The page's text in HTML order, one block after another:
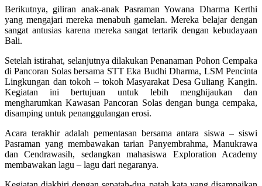
Berikutnya, giliran anak-anak Pasraman Yowana Dharma Kerthi
yang mengajari mereka menabuh gamelan. Mereka belajar dengan
sangat antusias karena mereka sangat tertarik dengan kebudayaan
Bali.
Setelah istirahat, selanjutnya dilakukan Penanaman Pohon Cempaka
di Pancoran Solas bersama STT Eka Budhi Dharma, LSM Pencinta
Lingkungan dan tokoh – tokoh Masyarakat Desa Guliang Kangin.
Kegiatan ini bertujuan untuk lebih menghijaukan dan
mengharumkan Kawasan Pancoran Solas dengan bunga cempaka,
disamping untuk penanggulangan erosi.
Acara terakhir adalah pementasan bersama antara siswa – siswi
Pasraman yang membawakan tarian Panyembrahma, Manukrawa
dan Cendrawasih, sedangkan mahasiswa Exploration Academy
membawakan lagu – lagu dari negaranya.